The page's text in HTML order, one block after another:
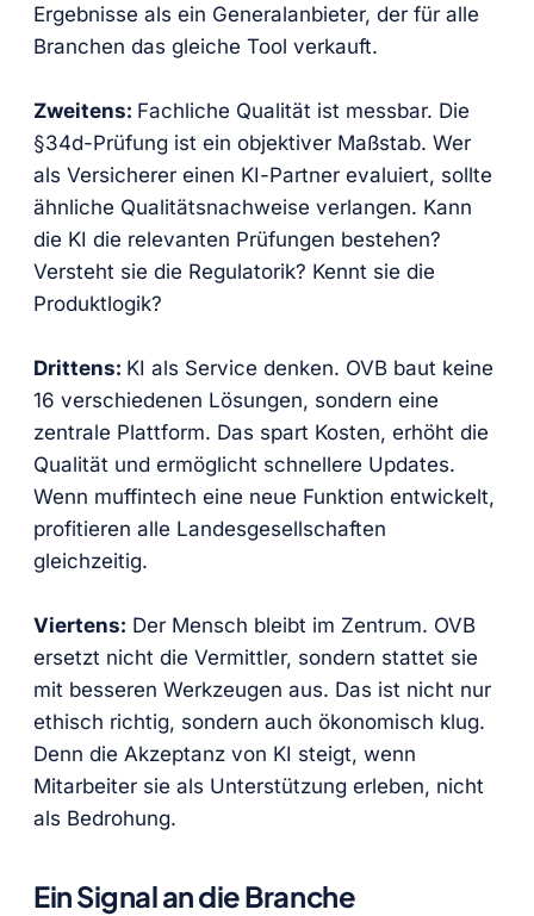
Ergebnisse als ein Generalanbieter, der für alle
Branchen das gleiche Tool verkauft.
Zweitens: Fachliche Qualität ist messbar. Die
§34d-Prüfung ist ein objektiver Maßstab. Wer
als Versicherer einen KI-Partner evaluiert, sollte
ähnliche Qualitätsnachweise verlangen. Kann
die KI die relevanten Prüfungen bestehen?
Versteht sie die Regulatorik? Kennt sie die
Produktlogik?
Drittens: KI als Service denken. OVB baut keine
16 verschiedenen Lösungen, sondern eine
zentrale Plattform. Das spart Kosten, erhöht die
Qualität und ermöglicht schnellere Updates.
Wenn muffintech eine neue Funktion entwickelt,
profitieren alle Landesgesellschaften
gleichzeitig.
Viertens: Der Mensch bleibt im Zentrum. OVB
ersetzt nicht die Vermittler, sondern stattet sie
mit besseren Werkzeugen aus. Das ist nicht nur
ethisch richtig, sondern auch ökonomisch klug.
Denn die Akzeptanz von KI steigt, wenn
Mitarbeiter sie als Unterstützung erleben, nicht
als Bedrohung.
Ein Signal an die Branche